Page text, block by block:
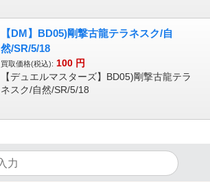
【DM】BD05)剛撃古龍テラネスク/自
然/SR/5/18
買取価格(税込): 100 円
【デュエルマスターズ】BD05)剛撃古龍テラ
ネスク/自然/SR/5/18